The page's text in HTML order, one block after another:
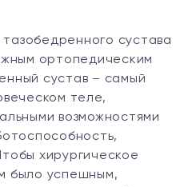
сустава
ортопедическим
сустав – самый
теле,
возможностями
хирургическое
было успешным,